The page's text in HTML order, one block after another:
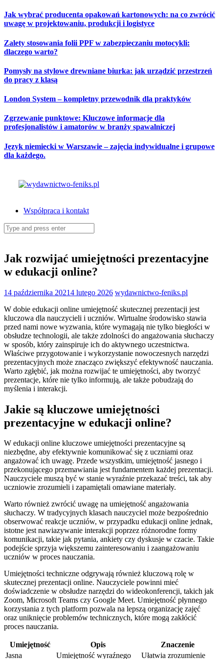
Skip
to
Jak wybrać producenta opakowań kartonowych: na co zwrócić
uwagę w projektowaniu, produkcji i logistyce
Zalety stosowania folii PPF w zabezpieczaniu motocykli:
dlaczego warto?
Pomysły na stylowe drewniane biurka: jak urządzić przestrzeń
do pracy z klasą
London System – kompletny przewodnik dla praktyków
Zgrzewanie punktowe: Kluczowe informacje dla
profesjonalistów i amatorów w branży spawalniczej
Język niemiecki w Warszawie – zajęcia indywidualne i grupowe
dla każdego.
Współpraca i kontakt
Search
for:
Jak rozwijać umiejętności prezentacyjne
w edukacji online?
14 października 20214 lutego 2026 wydawnictwo-feniks.pl
W dobie edukacji online umiejętność skutecznej prezentacji jest
kluczowa dla nauczycieli i uczniów. Wirtualne środowisko stawia
przed nami nowe wyzwania, które wymagają nie tylko biegłości w
obsłudze technologii, ale także zdolności do angażowania słuchaczy
w sposób, który zainspiruje ich do aktywnego uczestnictwa.
Właściwe przygotowanie i wykorzystanie nowoczesnych narzędzi
prezentacyjnych może znacząco zwiększyć efektywność nauczania.
Warto zgłębić, jak można rozwijać te umiejętności, aby tworzyć
prezentacje, które nie tylko informują, ale także pobudzają do
myślenia i interakcji.
Jakie są kluczowe umiejętności
prezentacyjne w edukacji online?
W edukacji online kluczowe umiejętności prezentacyjne są
niezbędne, aby efektywnie komunikować się z uczniami oraz
angażować ich uwagę. Przede wszystkim, umiejętność jasnego i
przekonującego przemawiania jest fundamentem każdej prezentacji.
Nauczyciele muszą być w stanie wyraźnie przekazać treści, tak aby
uczniowie zrozumieli i zapamiętali omawiane materiały.
Warto również zwrócić uwagę na umiejętność angażowania
słuchaczy. W tradycyjnych klasach nauczyciel może bezpośrednio
obserwować reakcje uczniów, w przypadku edukacji online jednak,
istotne jest nawiazywanie interakcji poprzez różnorodne formy
komunikacji, takie jak pytania, ankiety czy dyskusje w czacie. Takie
podejście sprzyja większemu zainteresowaniu i zaangażowaniu
uczniów w proces nauczania.
Umiejętności techniczne odgrywają również kluczową rolę w
skutecznej prezentacji online. Nauczyciele powinni mieć
doświadczenie w obsłudze narzędzi do wideokonferencji, takich jak
Zoom, Microsoft Teams czy Google Meet. Umiejętność płynnego
korzystania z tych platform pozwala na lepszą organizację zajęć
oraz uniknięcie problemów technicznych, które mogą zakłócić
proces nauczania.
Umiejętność Opis
Znaczenie
Jasna
Umiejętność wyraźnego Ułatwia zrozumienie